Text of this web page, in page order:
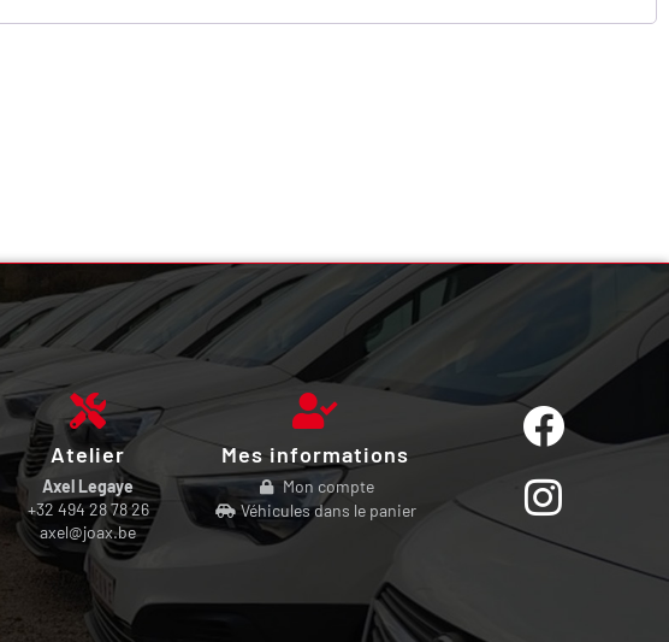
Atelier
Axel Legaye
+32 494 28 78 26
axel@joax.be
Mes informations
Mon compte
Véhicules dans le panier